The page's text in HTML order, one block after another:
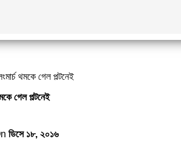
থমকে গেল পল্টনেই
গেল পল্টনেই
ডিসে ১৮, ২০১৬